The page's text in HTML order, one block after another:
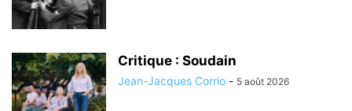
Critique : Soudain
Jean-Jacques Corrio - 5 août 2026